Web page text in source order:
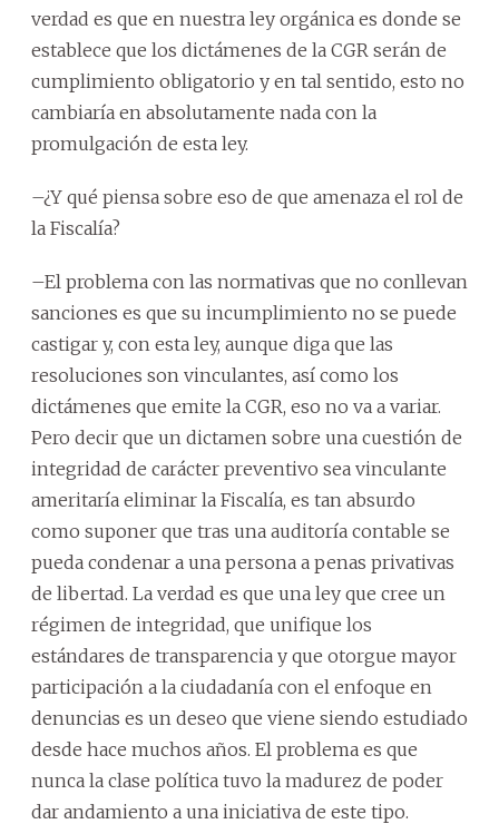
verdad es que en nuestra ley orgánica es donde se
establece que los dictámenes de la CGR serán de
cumplimiento obligatorio y en tal sentido, esto no
cambiaría en absolutamente nada con la
promulgación de esta ley.
–¿Y qué piensa sobre eso de que amenaza el rol de
la Fiscalía?
–El problema con las normativas que no conllevan
sanciones es que su incumplimiento no se puede
castigar y, con esta ley, aunque diga que las
resoluciones son vinculantes, así como los
dictámenes que emite la CGR, eso no va a variar.
Pero decir que un dictamen sobre una cuestión de
integridad de carácter preventivo sea vinculante
ameritaría eliminar la Fiscalía, es tan absurdo
como suponer que tras una auditoría contable se
pueda condenar a una persona a penas privativas
de libertad. La verdad es que una ley que cree un
régimen de integridad, que unifique los
estándares de transparencia y que otorgue mayor
participación a la ciudadanía con el enfoque en
denuncias es un deseo que viene siendo estudiado
desde hace muchos años. El problema es que
nunca la clase política tuvo la madurez de poder
dar andamiento a una iniciativa de este tipo.